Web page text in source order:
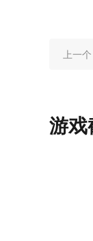
上一个
游